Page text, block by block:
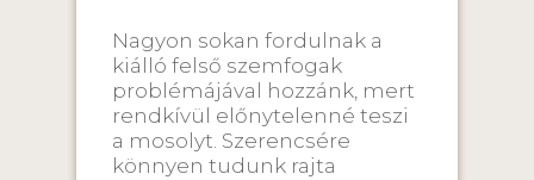
Nagyon sokan fordulnak a
kiálló felső szemfogak
problémájával hozzánk, mert
rendkívül előnytelenné teszi
a mosolyt. Szerencsére
könnyen tudunk rajta